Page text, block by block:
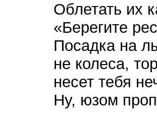
Облетать их
«Берегите
Посадка на
не колеса,
несет тебя
Ну, юзом